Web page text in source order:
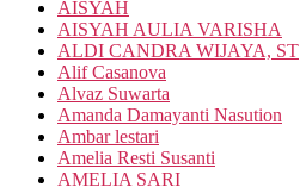
AISYAH
AISYAH AULIA VARISHA
ALDI CANDRA WIJAYA, ST
Alif Casanova
Alvaz Suwarta
Amanda Damayanti Nasution
Ambar lestari
Amelia Resti Susanti
AMELIA SARI